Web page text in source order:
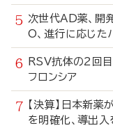
次世代AD薬、開
O、進行に応じた
RSV抗体の2回
フロンシア
【決算】日本新
を明確化、導出入